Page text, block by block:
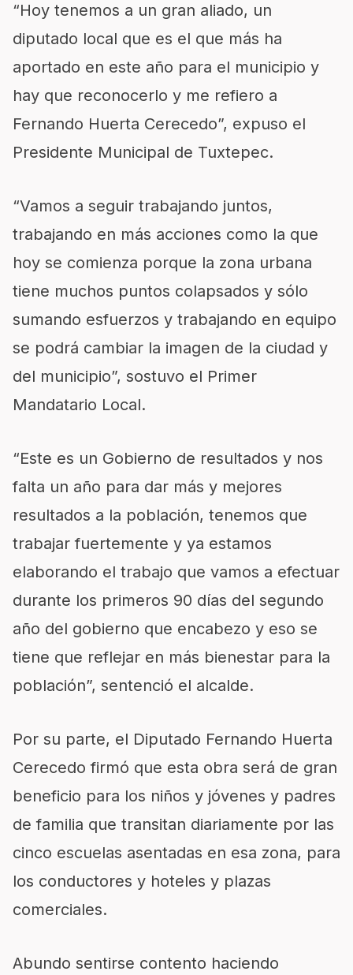
“Hoy tenemos a un gran aliado, un
diputado local que es el que más ha
aportado en este año para el municipio y
hay que reconocerlo y me refiero a
Fernando Huerta Cerecedo”, expuso el
Presidente Municipal de Tuxtepec.
“Vamos a seguir trabajando juntos,
trabajando en más acciones como la que
hoy se comienza porque la zona urbana
tiene muchos puntos colapsados y sólo
sumando esfuerzos y trabajando en equipo
se podrá cambiar la imagen de la ciudad y
del municipio”, sostuvo el Primer
Mandatario Local.
“Este es un Gobierno de resultados y nos
falta un año para dar más y mejores
resultados a la población, tenemos que
trabajar fuertemente y ya estamos
elaborando el trabajo que vamos a efectuar
durante los primeros 90 días del segundo
año del gobierno que encabezo y eso se
tiene que reflejar en más bienestar para la
población”, sentenció el alcalde.
Por su parte, el Diputado Fernando Huerta
Cerecedo firmó que esta obra será de gran
beneficio para los niños y jóvenes y padres
de familia que transitan diariamente por las
cinco escuelas asentadas en esa zona, para
los conductores y hoteles y plazas
comerciales.
Abundo sentirse contento haciendo